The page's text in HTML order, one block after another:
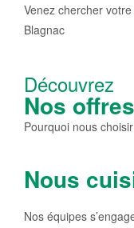
Venez chercher
Blagnac
Découvrez
Nos offres
Pourquoi nous choisir
Nous
Nos équipes